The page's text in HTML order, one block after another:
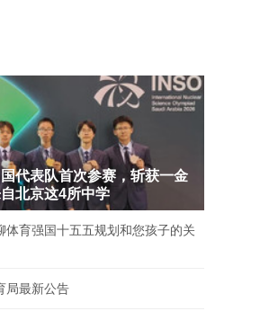
代表队首次参赛，斩获一金
北京这4所中学
体育强国十五五规划和您孩子的关
局最新公告